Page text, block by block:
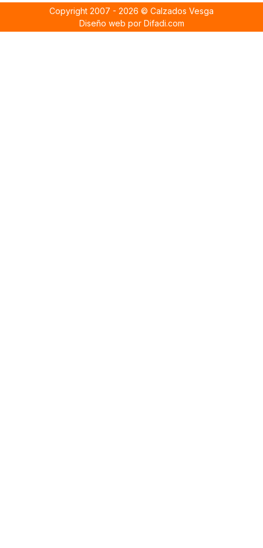
Copyright 2007 - 2026 © Calzados Vesga
Diseño web por Difadi.com